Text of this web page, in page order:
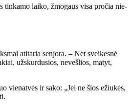
tin­ka­mo lai­ko, žmo­gaus vi­sa pro­čia nie­
ati­ta­ria sen­jo­ra. – Net svei­kes­nė
už­skur­du­sios, ne­veš­lios, ma­tyt,
vie­nat­vės ir sa­ko: „Jei ne šios ežiu­kės,